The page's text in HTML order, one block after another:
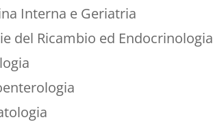
Interna e Geriatria
del Ricambio ed Endocrinologia